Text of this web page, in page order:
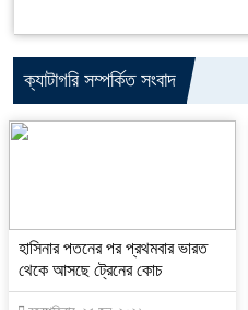
ক্যাটাগরি সম্পর্কিত সংবাদ
হাসিনার পতনের পর প্রথমবার ভারত
থেকে আসছে ট্রেনের কোচ